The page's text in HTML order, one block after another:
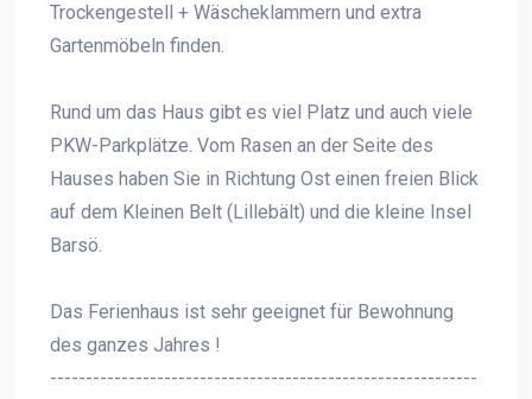
Trockengestell + Wäscheklammern und extra
Gartenmöbeln finden.
Rund um das Haus gibt es viel Platz und auch viele
PKW-Parkplätze. Vom Rasen an der Seite des
Hauses haben Sie in Richtung Ost einen freien Blick
auf dem Kleinen Belt (Lillebält) und die kleine Insel
Barsö.
Das Ferienhaus ist sehr geeignet für Bewohnung
des ganzes Jahres !
------------------------------------------------------------